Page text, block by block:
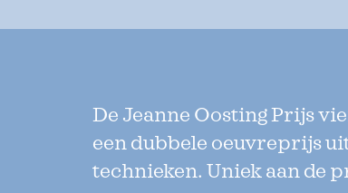
De Jeanne Oosting Prijs
een dubbele oeuvreprijs
technieken. Uniek aan de